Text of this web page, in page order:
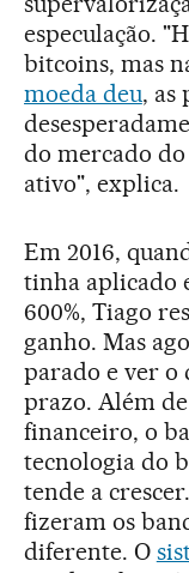
especulação.
bitcoins, mas
moeda deu, as
do mercado
ativo", explica.
Em 2016,
tinha aplicado
600%, Tiago
ganho. Mas
parado e ver o
prazo. Além
financeiro, o
tecnologia do
tende a
fizeram os
diferente. O